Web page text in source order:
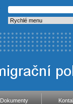
Dokumenty